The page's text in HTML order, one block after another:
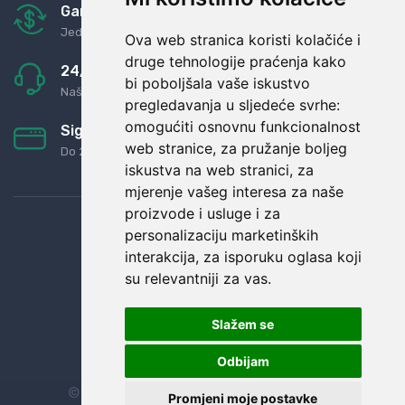
Ova web stranica koristi kolačiće i
druge tehnologije praćenja kako
bi poboljšala vaše iskustvo
pregledavanja u sljedeće svrhe:
omogućiti osnovnu funkcionalnost
web stranice, za pružanje boljeg
iskustva na web stranici, za
mjerenje vašeg interesa za naše
proizvode i usluge i za
personalizaciju marketinških
interakcija, za isporuku oglasa koji
su relevantniji za vas.
Slažem se
Odbijam
Promjeni moje postavke
Garancija u povrat novaca
Jednostavno pravilo: Roba za novac
24/7 odlična podrška
Naši agenti uvijek na raspolaganju
Sigurno obročno plaćanje
Do 24 rata bez kamata
© Sva prava zadržana. Dopi grupa d.o.o.